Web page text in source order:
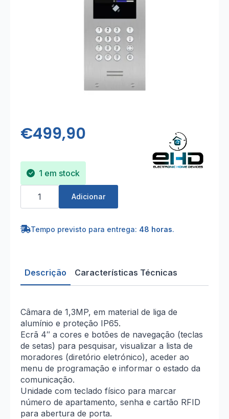
€499,90
1 em stock
Quantidade
Botoneira
4
Adicionar
Tempo previsto para entrega: 48 horas.
Descrição Características Técnicas
Câmara de 1,3MP, em material de liga de
alumínio e proteção IP65.
Ecrã 4″ a cores e botões de navegação (teclas
de setas) para pesquisar, visualizar a lista de
moradores (diretório eletrónico), aceder ao
menu de programação e informar o estado da
comunicação.
Unidade com teclado físico para marcar
número de apartamento, senha e cartão RFID
para abertura de porta.